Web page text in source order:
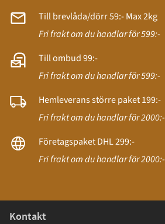
Till brevlåda/dörr 59:- Max 2kg
Fri frakt om du handlar för 599:-
Till ombud 99:-
Fri frakt om du handlar för 599:-
Hemleverans större paket 199:-
Fri frakt om du handlar för 2000:-
Företagspaket DHL 299:-
Fri frakt om du handlar för 2000:-
Kontakt